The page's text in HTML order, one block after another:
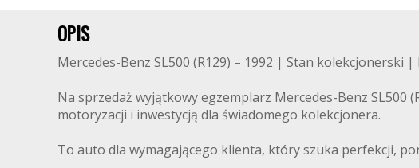
OPIS
Mercedes-Benz SL500 (R129) – 1992 | Stan kolekcjonerski |
Na sprzedaż wyjątkowy egzemplarz Mercedes-Benz SL500
motoryzacji i inwestycją dla świadomego kolekcjonera.
To auto dla wymagającego klienta, który szuka perfekcji,